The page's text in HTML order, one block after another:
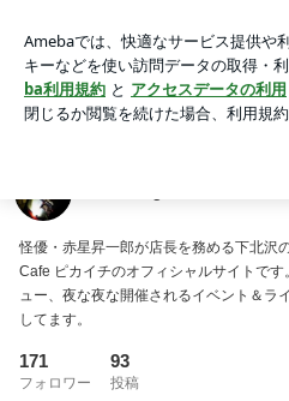
アプリをダウンロードして ブログの
ょう。
怪優・赤星昇一郎が店長を務める下北沢
Cafe ピカイチのオフィシャルサイトで
ュー、夜な夜な開催されるイベント＆ラ
してます。
171
フォロワー
93
投稿